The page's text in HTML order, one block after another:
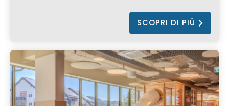
SCOPRI DI PIÙ